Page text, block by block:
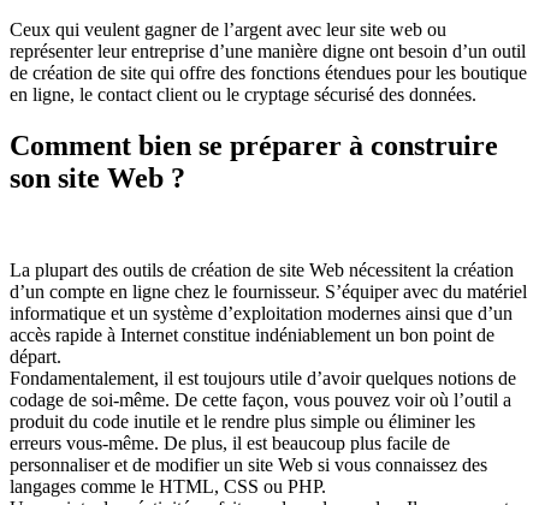
Ceux qui veulent gagner de l’argent avec leur site web ou
représenter leur entreprise d’une manière digne ont besoin d’un outil
de création de site qui offre des fonctions étendues pour les boutique
en ligne, le contact client ou le cryptage sécurisé des données.
Comment bien se préparer à construire
son site Web ?
La plupart des outils de création de site Web nécessitent la création
d’un compte en ligne chez le fournisseur. S’équiper avec du matériel
informatique et un système d’exploitation modernes ainsi que d’un
accès rapide à Internet constitue indéniablement un bon point de
départ.
Fondamentalement, il est toujours utile d’avoir quelques notions de
codage de soi-même. De cette façon, vous pouvez voir où l’outil a
produit du code inutile et le rendre plus simple ou éliminer les
erreurs vous-même. De plus, il est beaucoup plus facile de
personnaliser et de modifier un site Web si vous connaissez des
langages comme le HTML, CSS ou PHP.